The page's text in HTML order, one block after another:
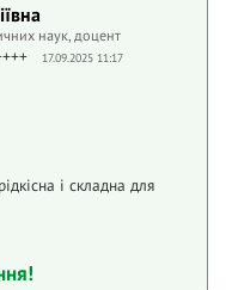
наук, доцент
17.09.2025 11:17
і складна для